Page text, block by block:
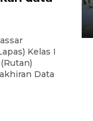
Kelas I
Data